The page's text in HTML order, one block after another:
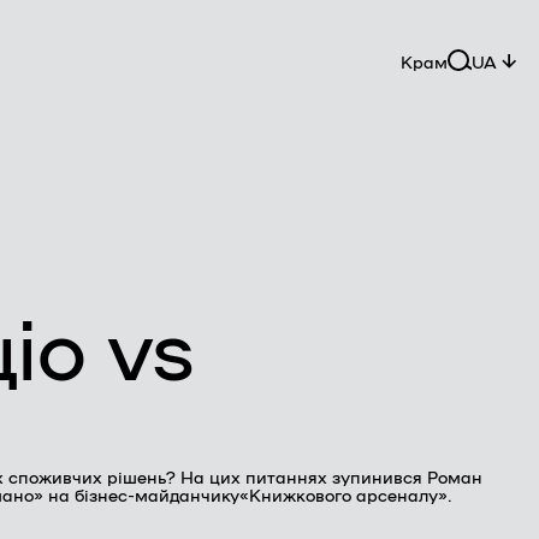
Крам UA
vs
споживчих рішень? На цих питаннях зупинився Роман
на бізнес-майданчику«Книжкового арсеналу».